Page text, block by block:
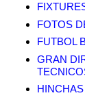
FOTOS
FUTBOL
GRAN